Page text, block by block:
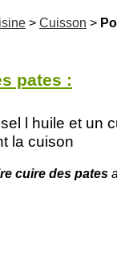
> Cuisson >
pates :
l huile et un
la cuison
cuire des pates